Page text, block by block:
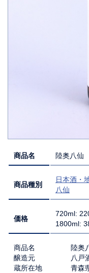
商品名 陸奥八仙
商品種別
日本酒・
八仙
価格
720ml:
1800ml:
商品名 陸奥八仙
醸造元 八戸酒
蔵所在地 青森県